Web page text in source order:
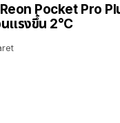
Pocket Pro
นแรงขึ้น 2°C